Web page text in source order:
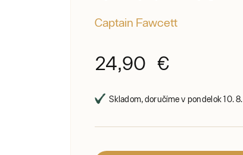
Captain Fawcett
24,90 €
Skladom, doručíme v pondelok 10. 8.